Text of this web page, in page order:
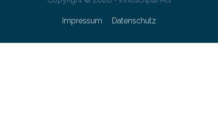
Impressum Datenschutz